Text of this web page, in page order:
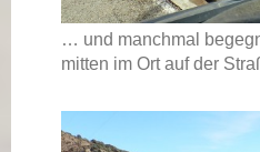
… und manchmal
mitten im Ort auf der